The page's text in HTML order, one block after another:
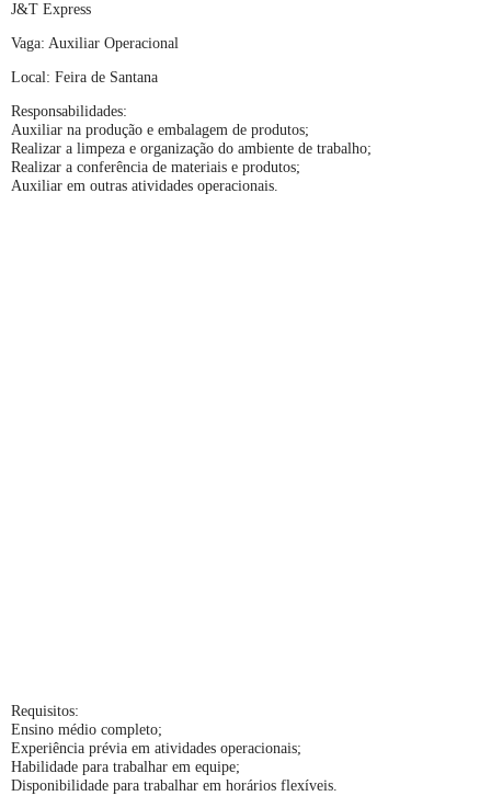
J&T Express
Vaga: Auxiliar Operacional
Local: Feira de Santana
Responsabilidades:
Auxiliar na produção e embalagem de produtos;
Realizar a limpeza e organização do ambiente de trabalho;
Realizar a conferência de materiais e produtos;
Auxiliar em outras atividades operacionais.
Requisitos:
Ensino médio completo;
Experiência prévia em atividades operacionais;
Habilidade para trabalhar em equipe;
Disponibilidade para trabalhar em horários flexíveis.